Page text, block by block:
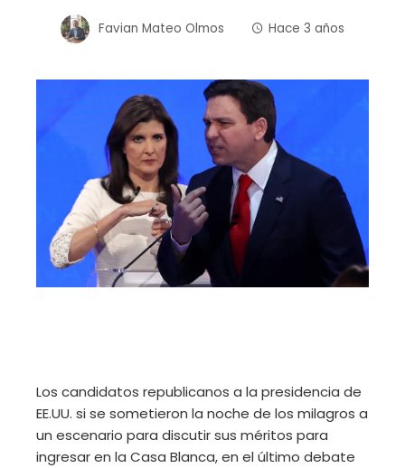
Favian Mateo Olmos Hace 3 años
Los candidatos republicanos a la presidencia de
EE.UU. si se sometieron la noche de los milagros a
un escenario para discutir sus méritos para
ingresar en la Casa Blanca, en el último debate